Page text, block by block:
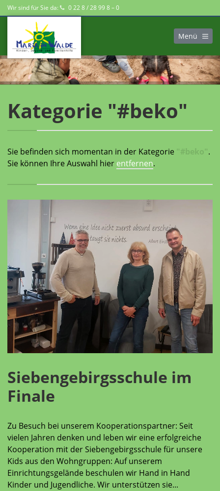
Wir sind für Sie da: 0 22 8 / 28 99 8 – 0
Menü
Kategorie "#beko"
Sie befinden sich momentan in der Kategorie "#beko".
Sie können Ihre Auswahl hier entfernen.
Siebengebirgsschule im
Finale
Zu Besuch bei unserem Kooperationspartner: Seit
vielen Jahren denken und leben wir eine erfolgreiche
Kooperation mit der Siebengebirgsschule für unsere
Kids aus den Wohngruppen: Auf unserem
Einrichtungsgelände beschulen wir Hand in Hand
Kinder und Jugendliche. Wir unterstützen sie...